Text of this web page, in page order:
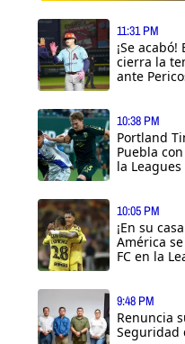
11:31 PM
¡Se
cierra la
ante
10:38 PM
Portland
Puebla
la Leagues
10:05 PM
¡En su
América
FC en la
9:48 PM
Renuncia
Seguridad